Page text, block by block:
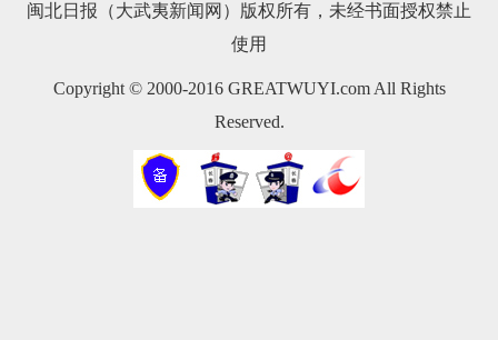
闽北日报（大武夷新闻网）版权所有，未经书面授权禁止
使用
Copyright © 2000-2016 GREATWUYI.com All Rights
Reserved.